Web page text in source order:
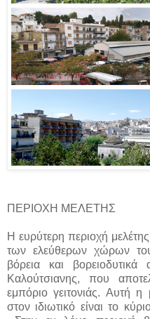
ΠΕΡΙΟΧΗ ΜΕΛΕΤΗΣ
Η ευρύτερη περιοχή
των ελεύθερων χώρων του
βόρεια και
Καλούτσιανης, που
εμπόριο γειτονιάς. Αυτή
στον ιδιωτικό είναι το